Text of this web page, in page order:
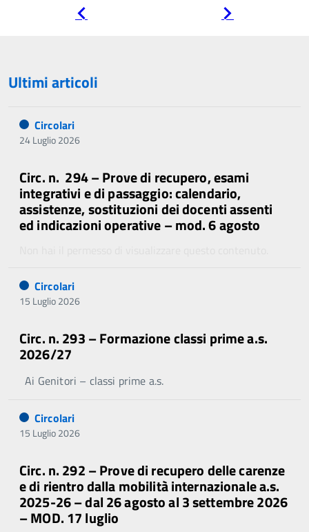
Ultimi articoli
Circolari
24 Luglio 2026
Circ. n. 294 – Prove di recupero, esami
integrativi e di passaggio: calendario,
assistenze, sostituzioni dei docenti assenti
ed indicazioni operative – mod. 6 agosto
Circolari
15 Luglio 2026
Circ. n. 293 – Formazione classi prime a.s.
2026/27
Ai Genitori – classi prime a.s.
Circolari
15 Luglio 2026
Circ. n. 292 – Prove di recupero delle carenze
e di rientro dalla mobilità internazionale a.s.
2025-26 – dal 26 agosto al 3 settembre 2026
– MOD. 17 luglio